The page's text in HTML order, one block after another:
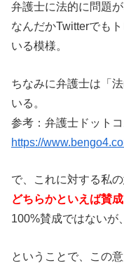
弁護士に法的に問題
なんだかTwitterでも
いる模様。
ちなみに弁護士は「
いる。
参考：弁護士ドット
https://
で、これに対する私の
どちらかといえば賛成
100%賛成ではないが
ということで、この